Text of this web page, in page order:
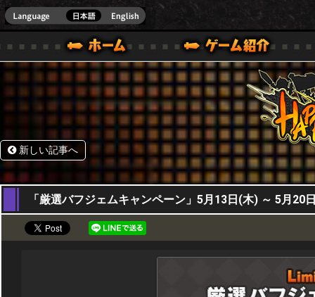
ONE VER.]
ガイド
ル｜HAPPY WARS(ハッピーウォーズ)公式サイト [ XBOX 360,XBOX ONE VER.]
サポート | HAPPY WARS(ハッピーウォーズ)公式サイ
新しい記事へ
13,05,2021
「厳選バフジェムキャンペーン」5月13日(木) ～ 5月20